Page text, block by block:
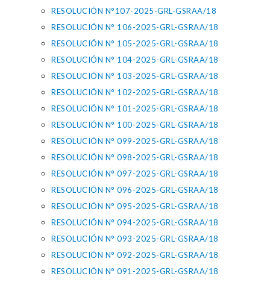
RESOLUCIÓN N°107-2025-GRL-GSRAA/18
RESOLUCIÓN N° 106-2025-GRL-GSRAA/18
RESOLUCIÓN N° 105-2025-GRL-GSRAA/18
RESOLUCIÓN N° 104-2025-GRL-GSRAA/18
RESOLUCIÓN N° 103-2025-GRL-GSRAA/18
RESOLUCIÓN N° 102-2025-GRL-GSRAA/18
RESOLUCIÓN N° 101-2025-GRL-GSRAA/18
RESOLUCIÓN N° 100-2025-GRL-GSRAA/18
RESOLUCIÓN N° 099-2025-GRL-GSRAA/18
RESOLUCIÓN N° 098-2025-GRL-GSRAA/18
RESOLUCIÓN N° 097-2025-GRL-GSRAA/18
RESOLUCIÓN N° 096-2025-GRL-GSRAA/18
RESOLUCIÓN N° 095-2025-GRL-GSRAA/18
RESOLUCIÓN N° 094-2025-GRL-GSRAA/18
RESOLUCIÓN N° 093-2025-GRL-GSRAA/18
RESOLUCIÓN N° 092-2025-GRL-GSRAA/18
RESOLUCIÓN N° 091-2025-GRL-GSRAA/18